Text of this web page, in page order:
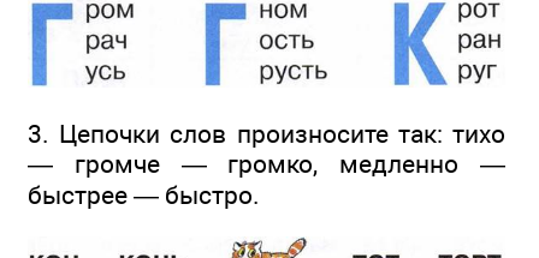
3. Цепочки слов произносите так: тихо
— громче — громко, медленно —
быстрее — быстро.